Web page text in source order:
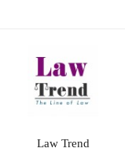
Law Trend